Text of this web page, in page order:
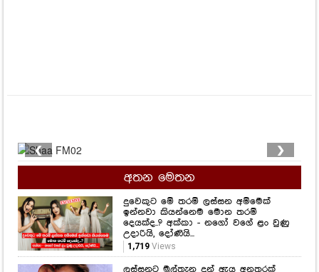
❮ ❯
අතන මෙතන
දුවෙකුට මේ තරම් ලස්සන අම්මෙක්
ඉන්නවා කියන්නෙම මොන තරම්
දෙයක්ද..? අක්කා - නගෝ වගේ ළං වුණු
උදාරියි, දෝණියි...
1,719Views
ලස්සනට මුල්තැන දුන් ඇය අනතුරක්